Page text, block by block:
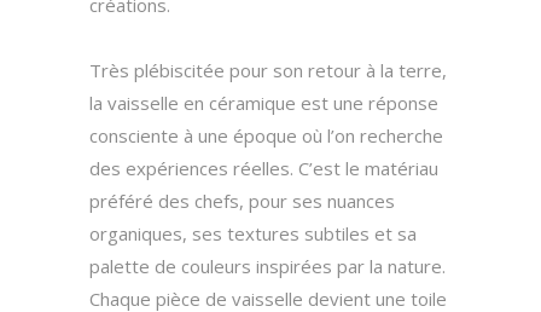
Très plébiscitée pour son retour à la terre,
la vaisselle en céramique est une réponse
consciente à une époque où l’on recherche
des expériences réelles. C’est le matériau
préféré des chefs, pour ses nuances
organiques, ses textures subtiles et sa
palette de couleurs inspirées par la nature.
Chaque pièce de vaisselle devient une toile